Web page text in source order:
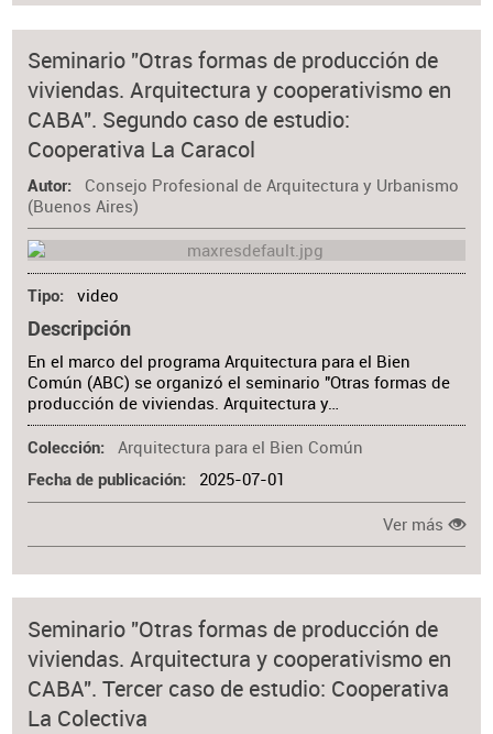
Seminario "Otras formas de producción de
viviendas. Arquitectura y cooperativismo en
CABA". Segundo caso de estudio:
Cooperativa La Caracol
Autor
Consejo Profesional de Arquitectura y Urbanismo
(Buenos Aires)
Tipo video
Descripción
En el marco del programa Arquitectura para el Bien
Común (ABC) se organizó el seminario "Otras formas de
producción de viviendas. Arquitectura y…
Colección Arquitectura para el Bien Común
Fecha de publicación 2025-07-01
Ver más
Seminario "Otras formas de producción de
viviendas. Arquitectura y cooperativismo en
CABA". Tercer caso de estudio: Cooperativa
La Colectiva